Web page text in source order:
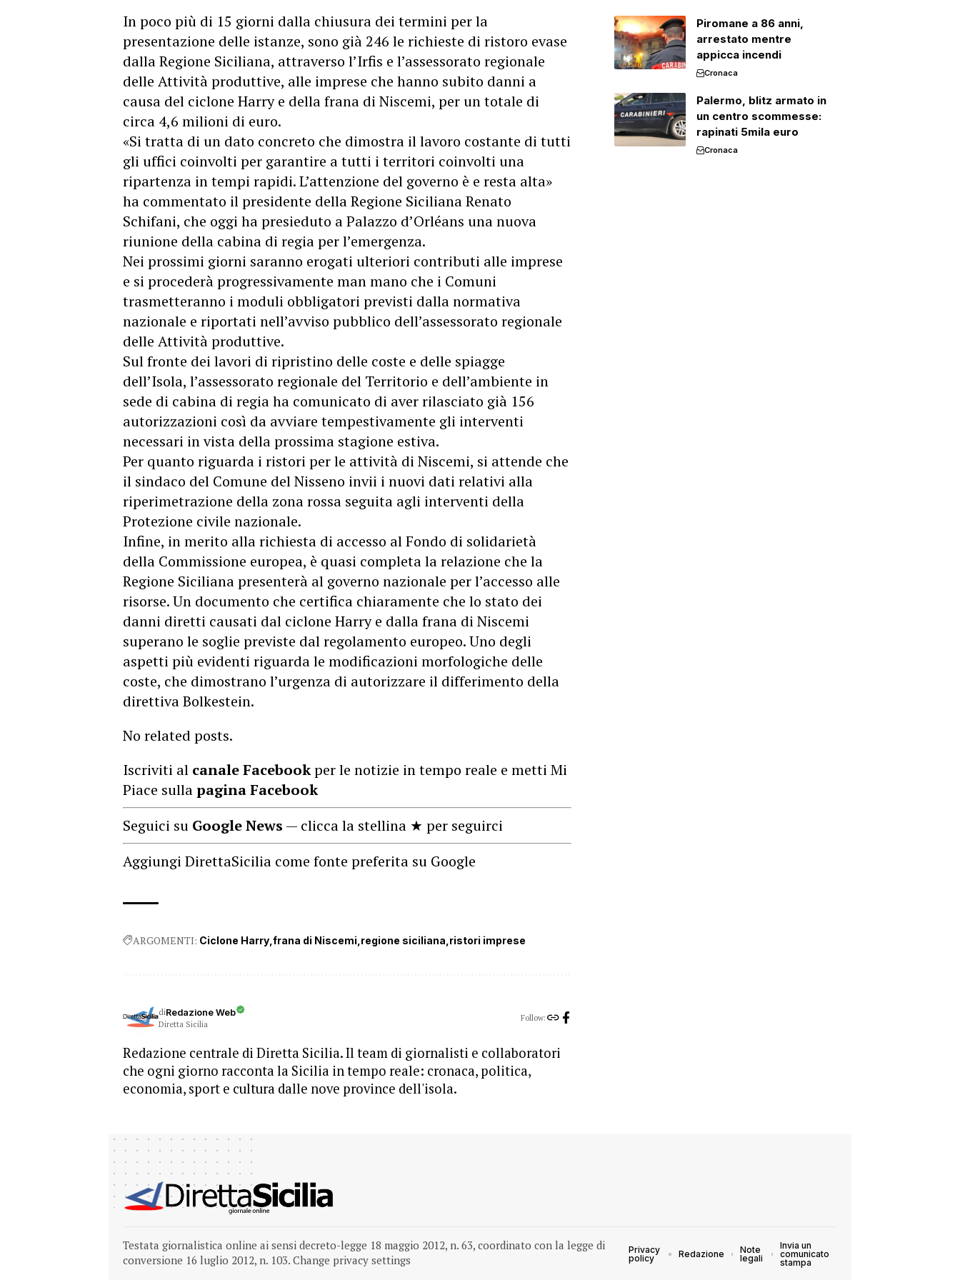
In poco più di 15 giorni dalla chiusura dei termini per la
presentazione delle istanze, sono già 246 le richieste di ristoro evase
dalla Regione Siciliana, attraverso l’Irfis e l’assessorato regionale
delle Attività produttive, alle imprese che hanno subito danni a
causa del ciclone Harry e della frana di Niscemi, per un totale di
circa 4,6 milioni di euro.
«Si tratta di un dato concreto che dimostra il lavoro costante di tutti
gli uffici coinvolti per garantire a tutti i territori coinvolti una
ripartenza in tempi rapidi. L’attenzione del governo è e resta alta»
ha commentato il presidente della Regione Siciliana Renato
Schifani, che oggi ha presieduto a Palazzo d’Orléans una nuova
riunione della cabina di regia per l’emergenza.
Nei prossimi giorni saranno erogati ulteriori contributi alle imprese
e si procederà progressivamente man mano che i Comuni
trasmetteranno i moduli obbligatori previsti dalla normativa
nazionale e riportati nell’avviso pubblico dell’assessorato regionale
delle Attività produttive.
Sul fronte dei lavori di ripristino delle coste e delle spiagge
dell’Isola, l’assessorato regionale del Territorio e dell’ambiente in
sede di cabina di regia ha comunicato di aver rilasciato già 156
autorizzazioni così da avviare tempestivamente gli interventi
necessari in vista della prossima stagione estiva.
Per quanto riguarda i ristori per le attività di Niscemi, si attende che
il sindaco del Comune del Nisseno invii i nuovi dati relativi alla
riperimetrazione della zona rossa seguita agli interventi della
Protezione civile nazionale.
Infine, in merito alla richiesta di accesso al Fondo di solidarietà
della Commissione europea, è quasi completa la relazione che la
Regione Siciliana presenterà al governo nazionale per l’accesso alle
risorse. Un documento che certifica chiaramente che lo stato dei
danni diretti causati dal ciclone Harry e dalla frana di Niscemi
superano le soglie previste dal regolamento europeo. Uno degli
aspetti più evidenti riguarda le modificazioni morfologiche delle
coste, che dimostrano l’urgenza di autorizzare il differimento della
direttiva Bolkestein.
No related posts.
Iscriviti al canale Facebookper le notizie in tempo reale e metti Mi
Piace sullapagina Facebook
Seguici su Google News — clicca la stellina ★ per seguirci
Aggiungi DirettaSicilia come fonte preferita su Google
ARGOMENTI: Ciclone Harry frana di Niscemi regione siciliana ristori imprese
diRedazione Web
Diretta Sicilia
Follow:
Redazione centrale di Diretta Sicilia. Il team di giornalisti e collaboratori
che ogni giorno racconta la Sicilia in tempo reale: cronaca, politica,
economia, sport e cultura dalle nove province dell'isola.
Piromane a 86 anni,
arrestato mentre
appicca incendi
Cronaca
Palermo, blitz armato in
un centro scommesse:
rapinati 5mila euro
Cronaca
Testata giornalistica online ai sensi decreto-legge 18 maggio 2012, n. 63, coordinato con la legge di
conversione 16 luglio 2012, n. 103. Change privacy settings
Privacy
policy
Redazione
Note
legali
Invia un
comunicato
stampa